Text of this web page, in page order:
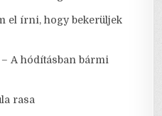
el írni, hogy bekerüljek
A hódításban bármi
rasa